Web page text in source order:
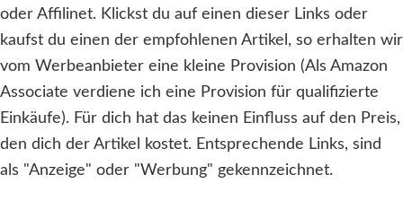
oder Affilinet. Klickst du auf einen dieser Links oder
kaufst du einen der empfohlenen Artikel, so erhalten wir
vom Werbeanbieter eine kleine Provision (Als Amazon
Associate verdiene ich eine Provision für qualifizierte
Einkäufe). Für dich hat das keinen Einfluss auf den Preis,
den dich der Artikel kostet. Entsprechende Links, sind
als "Anzeige" oder "Werbung" gekennzeichnet.